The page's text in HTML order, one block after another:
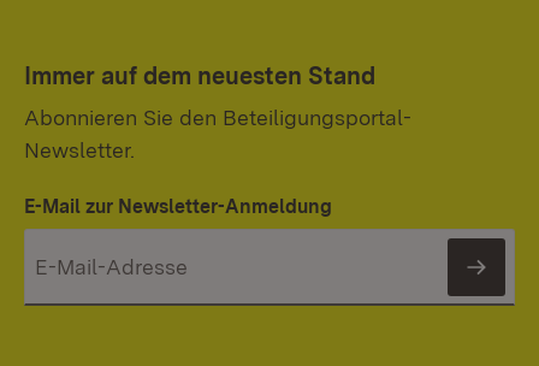
Immer auf dem neuesten Stand
Abonnieren Sie den Beteiligungsportal-
Newsletter.
E-Mail zur Newsletter-Anmeldung